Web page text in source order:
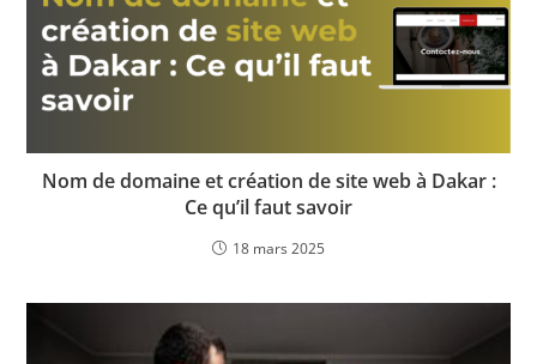
Nom de domaine et création de site web à Dakar :
Ce qu’il faut savoir
18 mars 2025